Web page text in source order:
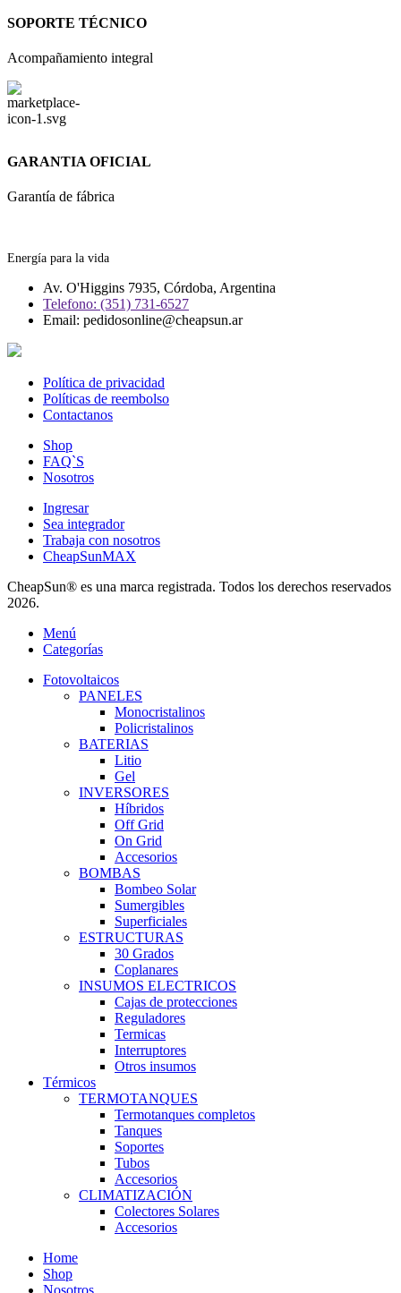
SOPORTE TÉCNICO
Acompañamiento integral
GARANTIA OFICIAL
Garantía de fábrica
Energía para la vida
Av. O'Higgins 7935, Córdoba, Argentina
Telefono: (351) 731-6527
Email: pedidosonline@cheapsun.ar
Política de privacidad
Políticas de reembolso
Contactanos
Shop
FAQ`S
Nosotros
Ingresar
Sea integrador
Trabaja con nosotros
CheapSunMAX
CheapSun® es una marca registrada. Todos los derechos reservados
2026.
Menú
Categorías
Fotovoltaicos
PANELES
Monocristalinos
Policristalinos
BATERIAS
Litio
Gel
INVERSORES
Híbridos
Off Grid
On Grid
Accesorios
BOMBAS
Bombeo Solar
Sumergibles
Superficiales
ESTRUCTURAS
30 Grados
Coplanares
INSUMOS ELECTRICOS
Cajas de protecciones
Reguladores
Termicas
Interruptores
Otros insumos
Térmicos
TERMOTANQUES
Termotanques completos
Tanques
Soportes
Tubos
Accesorios
CLIMATIZACIÓN
Colectores Solares
Accesorios
Home
Shop
Nosotros